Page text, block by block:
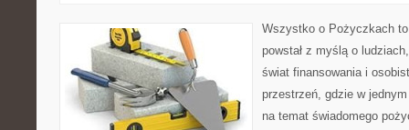
Wszystko o Pożyczkach
powstał z myślą o
świat finansowania i
przestrzeń, gdzie w
na temat świadomego